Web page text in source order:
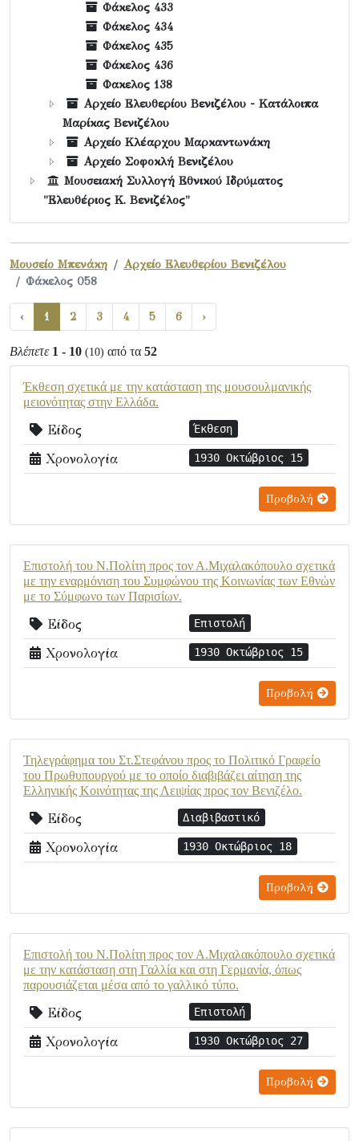
Φάκελος 433
Φάκελος 434
Φάκελος 435
Φάκελος 436
Φακελος 138
Αρχείο Ελευθερίου Βενιζέλου - Κατάλοιπα
Μαρίκας Βενιζέλου
Αρχείο Κλέαρχου Μαρκαντωνάκη
Αρχείο Σοφοκλή Βενιζέλου
Μουσειακή Συλλογή Εθνικού Ιδρύματος
"Ελευθέριος Κ. Βενιζέλος"
Μουσείο Μπενάκη
Αρχείο Ελευθερίου Βενιζέλου
Φάκελος 058
‹ 1 2 3 4 5 6 ›
Βλέπετε 1 - 10 (10) από τα 52
Έκθεση σχετικά με την κατάσταση της μουσουλμανικής
μειονότητας στην Ελλάδα.
Είδος Έκθεση
Χρονολογία 1930 Οκτώβριος 15
Προβολή
Επιστολή του Ν.Πολίτη προς τον Α.Μιχαλακόπουλο σχετικά
με την εναρμόνιση του Συμφώνου της Κοινωνίας των Εθνών
με το Σύμφωνο των Παρισίων.
Είδος Επιστολή
Χρονολογία 1930 Οκτώβριος 15
Προβολή
Τηλεγράφημα του Στ.Στεφάνου προς το Πολιτικό Γραφείο
του Πρωθυπουργού με το οποίο διαβιβάζει αίτηση της
Ελληνικής Κοινότητας της Λειψίας προς τον Βενιζέλο.
Είδος Διαβιβαστικό
Χρονολογία 1930 Οκτώβριος 18
Προβολή
Επιστολή του Ν.Πολίτη προς τον Α.Μιχαλακόπουλο σχετικά
με την κατάσταση στη Γαλλία και στη Γερμανία, όπως
παρουσιάζεται μέσα από το γαλλικό τύπο.
Είδος Επιστολή
Χρονολογία 1930 Οκτώβριος 27
Προβολή